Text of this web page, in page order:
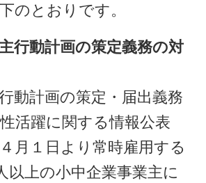
のとおりです。
行動計画の策定義務の対
動計画の策定・届出義務
活躍に関する情報公表
月１日より常時雇用する
以上の小中企業事業主に